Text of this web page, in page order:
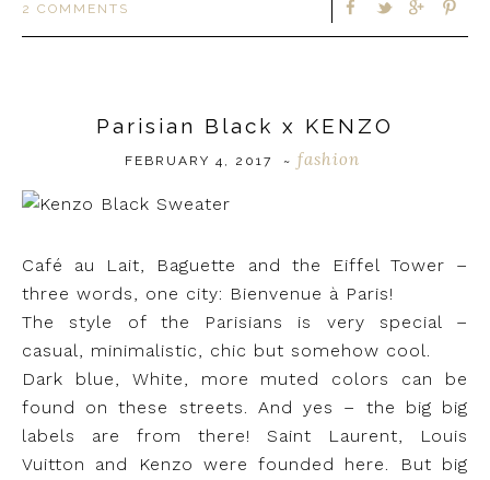
2 COMMENTS
Parisian Black x KENZO
FEBRUARY 4, 2017 ~ fashion
Café au Lait, Baguette and the Eiffel Tower –
three words, one city: Bienvenue à Paris!
The style of the Parisians is very special –
casual, minimalistic, chic but somehow cool.
Dark blue, White, more muted colors can be
found on these streets. And yes – the big big
labels are from there! Saint Laurent, Louis
Vuitton and Kenzo were founded here. But big